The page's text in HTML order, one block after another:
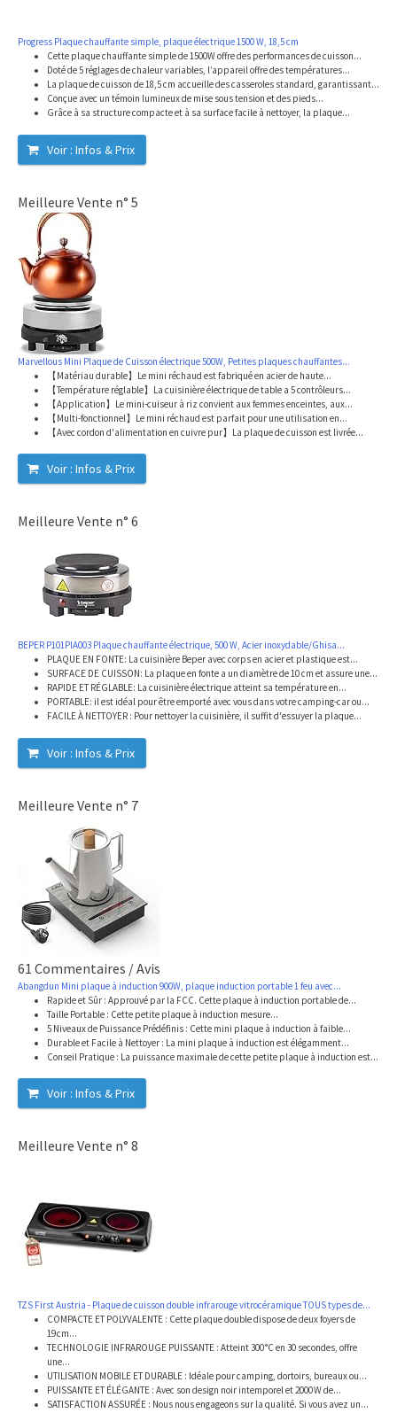
Progress Plaque chauffante simple, plaque électrique 1500 W, 18,5 cm
Cette plaque chauffante simple de 1500W offre des performances de cuisson...
Doté de 5 réglages de chaleur variables, l’appareil offre des températures...
La plaque de cuisson de 18,5 cm accueille des casseroles standard, garantissant...
Conçue avec un témoin lumineux de mise sous tension et des pieds...
Grâce à sa structure compacte et à sa surface facile à nettoyer, la plaque...
Voir : Infos & Prix
Meilleure Vente n° 5
Marvellous Mini Plaque de Cuisson électrique 500W, Petites plaques chauffantes...
【Matériau durable】Le mini réchaud est fabriqué en acier de haute...
【Température réglable】La cuisinière électrique de table a 5 contrôleurs...
【Application】Le mini-cuiseur à riz convient aux femmes enceintes, aux...
【Multi-fonctionnel】Le mini réchaud est parfait pour une utilisation en...
【Avec cordon d'alimentation en cuivre pur】La plaque de cuisson est livrée...
Voir : Infos & Prix
Meilleure Vente n° 6
BEPER P101PIA003 Plaque chauffante électrique, 500 W, Acier inoxydable/Ghisa...
PLAQUE EN FONTE: La cuisinière Beper avec corps en acier et plastique est...
SURFACE DE CUISSON: La plaque en fonte a un diamètre de 10 cm et assure une...
RAPIDE ET RÉGLABLE: La cuisinière électrique atteint sa température en...
PORTABLE: il est idéal pour être emporté avec vous dans votre camping-car ou...
FACILE À NETTOYER : Pour nettoyer la cuisinière, il suffit d'essuyer la plaque...
Voir : Infos & Prix
Meilleure Vente n° 7
61 Commentaires / Avis
Abangdun Mini plaque à induction 900W, plaque induction portable 1 feu avec...
Rapide et Sûr : Approuvé par la FCC. Cette plaque à induction portable de...
Taille Portable : Cette petite plaque à induction mesure...
5 Niveaux de Puissance Prédéfinis : Cette mini plaque à induction à faible...
Durable et Facile à Nettoyer : La mini plaque à induction est élégamment...
Conseil Pratique : La puissance maximale de cette petite plaque à induction est...
Voir : Infos & Prix
Meilleure Vente n° 8
TZS First Austria - Plaque de cuisson double infrarouge vitrocéramique TOUS types de...
COMPACTE ET POLYVALENTE : Cette plaque double dispose de deux foyers de
19 cm...
TECHNOLOGIE INFRAROUGE PUISSANTE : Atteint 300 °C en 30 secondes, offre
une...
UTILISATION MOBILE ET DURABLE : Idéale pour camping, dortoirs, bureaux ou...
PUISSANTE ET ÉLÉGANTE : Avec son design noir intemporel et 2000 W de...
SATISFACTION ASSURÉE : Nous nous engageons sur la qualité. Si vous avez un...